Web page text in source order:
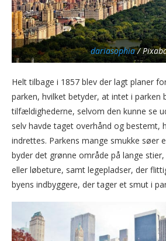
dariasophia/
Helt tilbage i 1857 blev der lagt planer
parken, hvilket betyder, at intet i parken
tilfældighederne, selvom den kunne se
selv havde taget overhånd og bestemt,
indrettes. Parkens mange smukke søer
byder det grønne område på lange
eller løbeture, samt legepladser, der
byens indbyggere, der tager et smut i